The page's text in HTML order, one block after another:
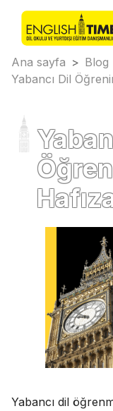
Ana sayfa > Blog
Yabancı Dil
Yabancı dil